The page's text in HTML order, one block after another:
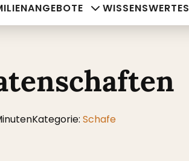
WISSENSWERTES
Kategorie: Schafe